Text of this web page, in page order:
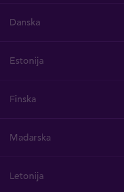
Danska
Estonija
Finska
Mađarska
Letonija